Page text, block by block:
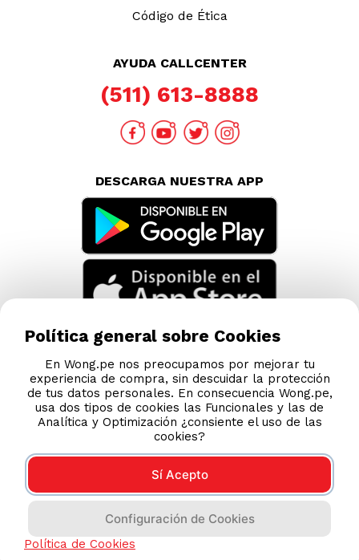
Código de Ética
AYUDA CALLCENTER
(511) 613-8888
DESCARGA NUESTRA APP
Esta tienda usa Niubiz para realizar transacciones
Política general sobre Cookies
En Wong.pe nos preocupamos por mejorar tu
experiencia de compra, sin descuidar la protección
de tus datos personales. En consecuencia Wong.pe,
usa dos tipos de cookies las Funcionales y las de
Analítica y Optimización ¿consiente el uso de las
cookies?
Sí Acepto
Configuración de Cookies
Política de Cookies